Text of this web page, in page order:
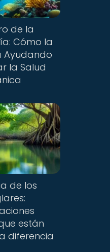
de la
Cómo la
Ayudando
la Salud
de los
están
diferencia